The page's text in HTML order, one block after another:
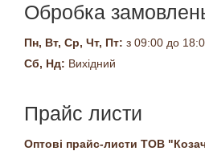
Обробка
Пн, Вт, Ср, Чт, Пт: з 09:00 до
Сб, Нд: Вихідний
Прайс листи
Оптові прайс-листи ТОВ